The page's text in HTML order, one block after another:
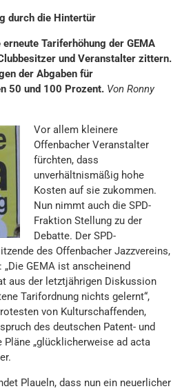
durch die Hintertür
erneute Tariferhöhung der GEMA
und Veranstalter zittern.
der Abgaben für
50 und 100 Prozent. Von Ronny
Vor allem kleinere
Offenbacher Veranstalter
fürchten, dass
unverhältnismäßig hohe
Kosten auf sie zukommen.
Nun nimmt auch die SPD-
Fraktion Stellung zu der
Debatte. Der SPD-
des Offenbacher Jazzvereins,
GEMA ist anscheinend
aus der letztjährigen Diskussion
Tarifordnung nichts gelernt“,
von Kulturschaffenden,
des deutschen Patent- und
„glücklicherweise ad acta
Plaueln, dass nun ein neuerlicher